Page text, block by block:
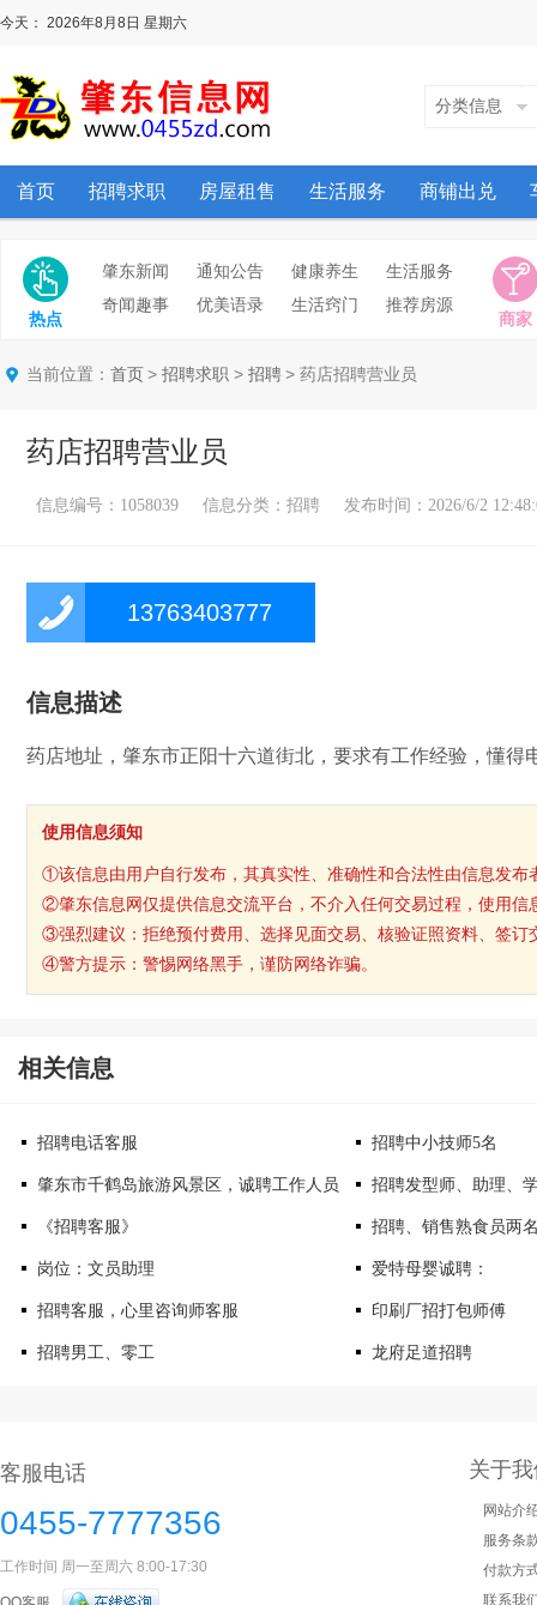
今天： 2026年8月8日 星期六
分类信息
首页 招聘求职 房屋租售 生活服务 商铺出兑
肇东新闻 通知公告 健康养生
生活服务
奇闻趣事
优美语录 生活窍门 推荐房源
热点 商家
当前位置： 首页 > 招聘求职 > 招聘 > 药店招聘营业员
药店招聘营业员
信息编号：1058039 信息分类：招聘 发布时间：2026/6/2
13763403777
信息描述
药店地址，肇东市正阳十六道街北，要求有工作经验，懂得
使用信息须知
①该信息由用户自行发布，其真实性、准确性和合法性由信息发布
②肇东信息网仅提供信息交流平台，不介入任何交易过程，使用信
③强烈建议：拒绝预付费用、选择见面交易、核验证照资料、签订
④警方提示：警惕网络黑手，谨防网络诈骗。
相关信息
招聘电话客服 招聘中小技师5名
肇东市千鹤岛旅游风景区，诚聘工作人员 招聘发型师、助理、
《招聘客服》 招聘、销售熟食员两
岗位：文员助理 爱特母婴诚聘：
招聘客服，心里咨询师客服 印刷厂招打包师傅
招聘男工、零工 龙府足道招聘
客服电话
0455-7777356
工作时间 周一至周六 8:00-17:30
关于
网站介
服务条
付款方
联系我